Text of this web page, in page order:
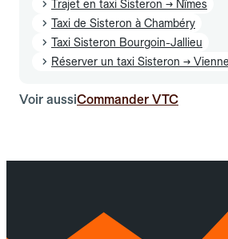
Trajet en taxi Sisteron → Nîmes
Taxi de Sisteron à Chambéry
Taxi Sisteron Bourgoin-Jallieu
Réserver un taxi Sisteron → Vienne
Voir aussiCommander VTC